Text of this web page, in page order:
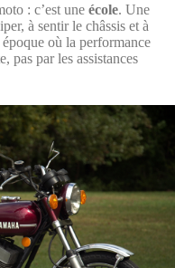
: c’est une école. Une
à sentir le châssis et à
où la performance
pas par les assistances